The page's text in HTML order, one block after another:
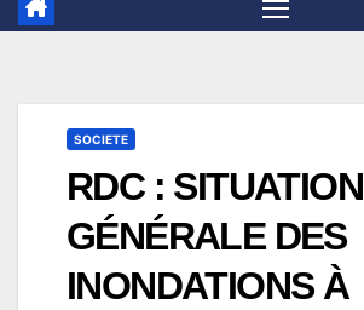
SOCIETE
RDC : SITUATION
GÉNÉRALE DES
INONDATIONS À